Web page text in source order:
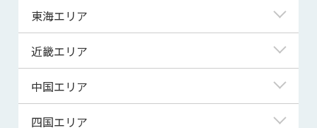
宮城県
秋田県
山形県
神奈川県
埼玉県
千葉県
茨城県
新潟県
富山県
福井県
東海エリア
岐阜県
静岡県
近畿エリア
滋賀県
京都府
中国エリア
鳥取県
四国エリア